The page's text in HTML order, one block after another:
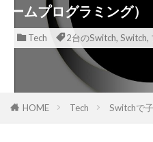
ームプログラミング）
Tech 2台のSwitch, Switch,
HOME Tech Switchで